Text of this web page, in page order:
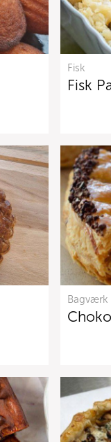
Fisk
Fisk
Bagværk